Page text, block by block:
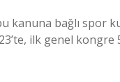
kanuna bağlı spor
ilk genel kongre